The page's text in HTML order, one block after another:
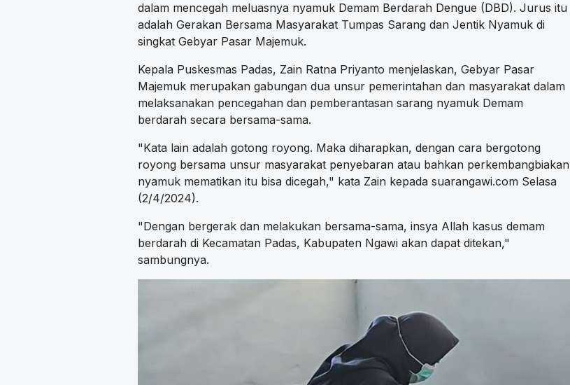
dalam mencegah meluasnya nyamuk Demam Berdarah Dengue (DBD). Jurus itu
adalah Gerakan Bersama Masyarakat Tumpas Sarang dan Jentik Nyamuk di
singkat Gebyar Pasar Majemuk.
Kepala Puskesmas Padas, Zain Ratna Priyanto menjelaskan, Gebyar Pasar
Majemuk merupakan gabungan dua unsur pemerintahan dan masyarakat dalam
melaksanakan pencegahan dan pemberantasan sarang nyamuk Demam
berdarah secara bersama-sama.
"Kata lain adalah gotong royong. Maka diharapkan, dengan cara bergotong
royong bersama unsur masyarakat penyebaran atau bahkan perkembangbiakan
nyamuk mematikan itu bisa dicegah," kata Zain kepada suarangawi.com Selasa
(2/4/2024).
"Dengan bergerak dan melakukan bersama-sama, insya Allah kasus demam
berdarah di Kecamatan Padas, Kabupaten Ngawi akan dapat ditekan,"
sambungnya.